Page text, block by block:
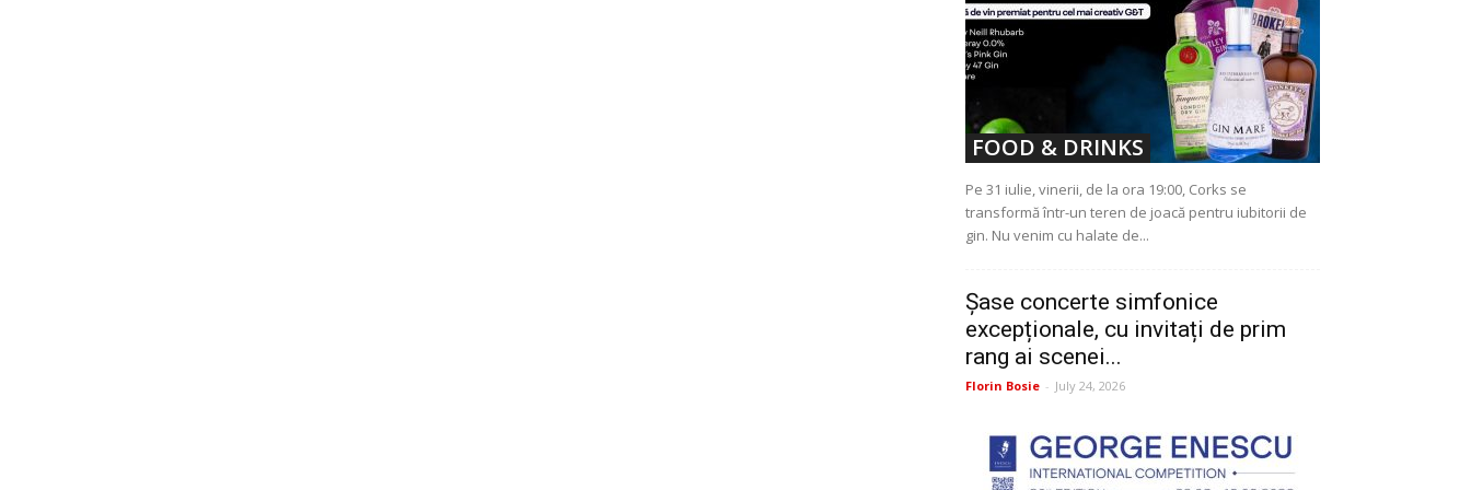
FOOD & DRINKS
Pe 31 iulie, vinerii, de la ora 19:00, Corks se
transformă într-un teren de joacă pentru iubitorii de
gin. Nu venim cu halate de...
Șase concerte simfonice
excepționale, cu invitați de prim
rang ai scenei...
Florin Bosie - July 24, 2026